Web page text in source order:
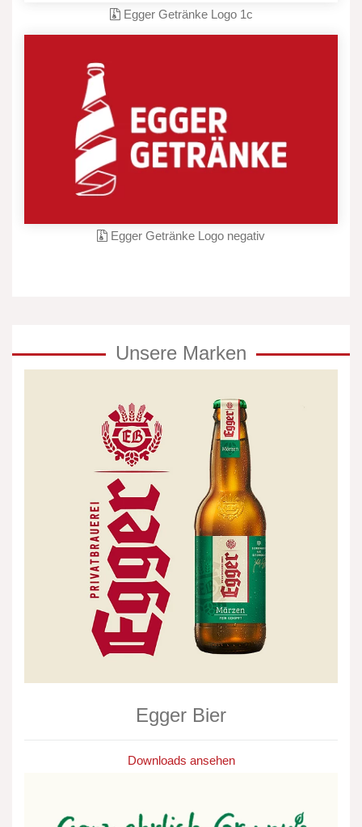
Egger Getränke Logo 1c
Egger Getränke Logo negativ
Unsere Marken
Egger Bier
Downloads ansehen